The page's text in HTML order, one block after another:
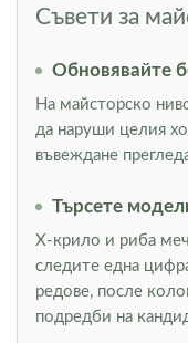
Съвети за
Обновявайте
На майсторско
да наруши целия
въвеждане
Търсете
Х-крило и риба
следите една
редове, после
подредби на